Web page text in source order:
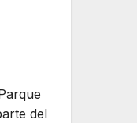
del